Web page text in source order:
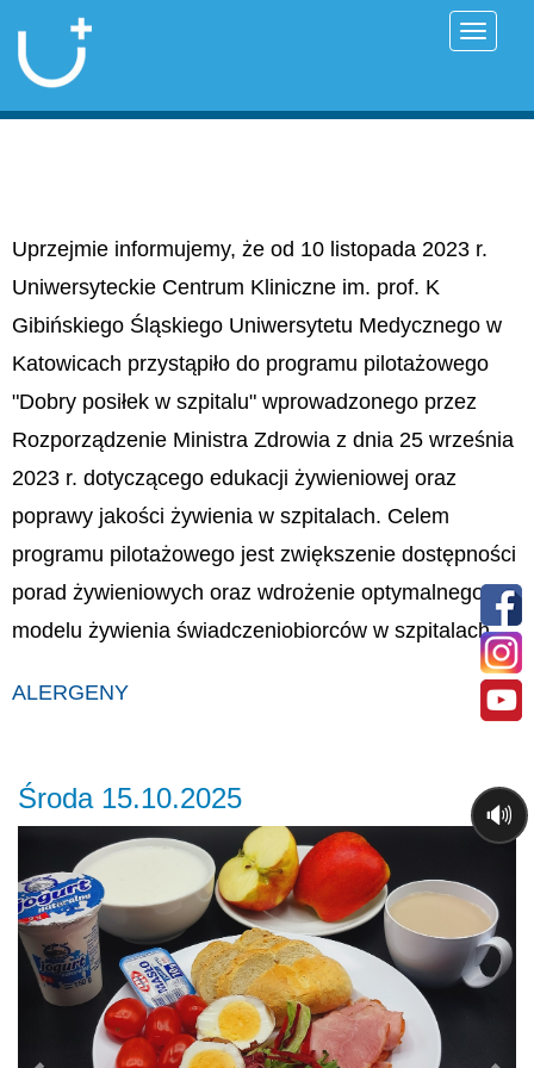
Uprzejmie informujemy, że od 10 listopada 2023 r.
Uniwersyteckie Centrum Kliniczne im. prof. K
Gibińskiego Śląskiego Uniwersytetu Medycznego w
Katowicach przystąpiło do programu pilotażowego
"Dobry posiłek w szpitalu" wprowadzonego przez
Rozporządzenie Ministra Zdrowia z dnia 25 września
2023 r. dotyczącego edukacji żywieniowej oraz
poprawy jakości żywienia w szpitalach. Celem
programu pilotażowego jest zwiększenie dostępności
porad żywieniowych oraz wdrożenie optymalnego
modelu żywienia świadczeniobiorców w szpitalach.
ALERGENY
Środa 15.10.2025
Previous
🔊